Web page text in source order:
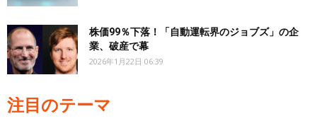
株価99％下落！「自動運転界のジョブズ」の企
業、破産で幕
2026年1月22日 06:39
注目のテーマ